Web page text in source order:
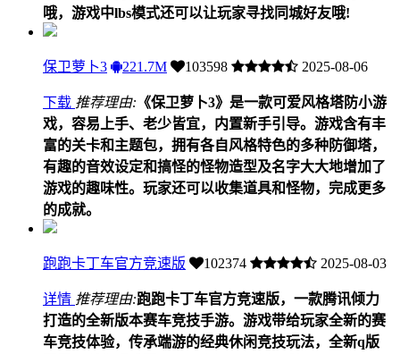
哦，游戏中lbs模式还可以让玩家寻找同城好友哦!
保卫萝卜3 221.7M 103598 2025-08-06
下载 推荐理由: 《保卫萝卜3》是一款可爱风格塔防小游
戏，容易上手、老少皆宜，内置新手引导。游戏含有丰
富的关卡和主题包，拥有各自风格特色的多种防御塔，
有趣的音效设定和搞怪的怪物造型及名字大大地增加了
游戏的趣味性。玩家还可以收集道具和怪物，完成更多
的成就。
跑跑卡丁车官方竞速版 102374 2025-08-03
详情 推荐理由:跑跑卡丁车官方竞速版，一款腾讯倾力
打造的全新版本赛车竞技手游。游戏带给玩家全新的赛
车竞技体验，传承端游的经典休闲竞技玩法，全新q版